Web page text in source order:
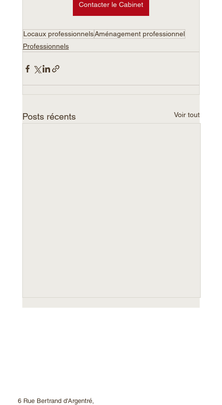
Contacter le Cabinet
Locaux professionnelsAménagement professionnel
Professionnels
Posts récents Voir tout
6 Rue Bertrand d'Argentré,